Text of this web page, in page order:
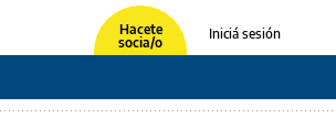
Hacete
socia/o
Iniciá sesión